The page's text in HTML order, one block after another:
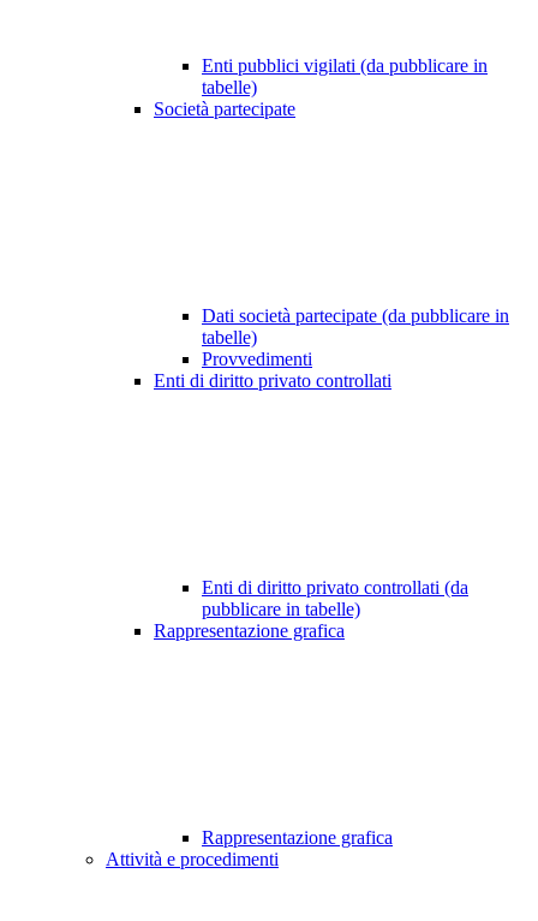
Enti pubblici vigilati (da pubblicare in
tabelle)
Società partecipate
Dati società partecipate (da pubblicare in
tabelle)
Provvedimenti
Enti di diritto privato controllati
Enti di diritto privato controllati (da
pubblicare in tabelle)
Rappresentazione grafica
Rappresentazione grafica
Attività e procedimenti